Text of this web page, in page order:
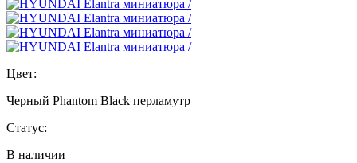
Цвет:
Черный Phantom Black перламутр
Статус:
В наличии